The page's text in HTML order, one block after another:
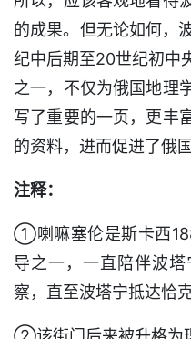
的成果。但无论如何，
纪中后期至20世纪初中
之一，不仅为俄国地理
写了重要的一页，更丰
的资料，进而促进了俄
注释：
①喇嘛塞伦是斯卡西
导之一，一直陪伴波
察，直至波塔宁抵达恰